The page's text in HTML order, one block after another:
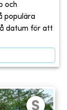
och
populära
datum för att